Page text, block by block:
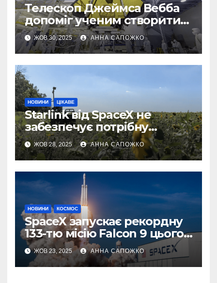
Телескоп Джеймса Вебба
допоміг ученим створити
першу 3D-карту
екзопланети
ЖОВ 30, 2025 АННА САПОЖКО
НОВИНИ ЦІКАВЕ
Starlink від SpaceX не
забезпечує потрібну
швидкість інтернету для
українських бойових
роботів
ЖОВ 28, 2025 АННА САПОЖКО
НОВИНИ КОСМОС
SpaceX запускає рекордну
133-тю місію Falcon 9 цього
року
ЖОВ 23, 2025 АННА САПОЖКО